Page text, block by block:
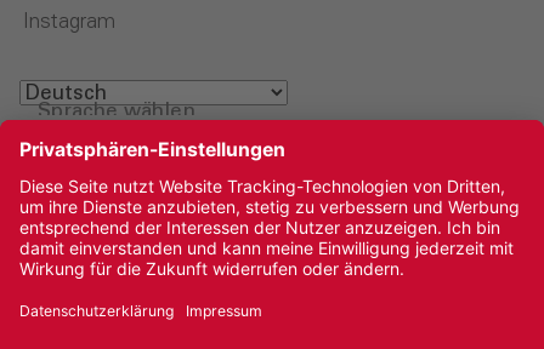
Instagram
Sprache wählen